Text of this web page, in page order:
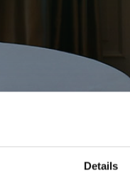
Details